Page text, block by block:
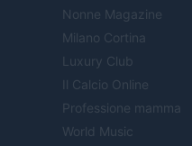
Nonne Magazine
Milano Cortina
Luxury Club
Il Calcio Online
Professione mamma
World Music